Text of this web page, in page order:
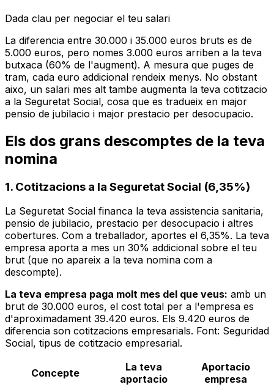
Dada clau per negociar el teu salari
La diferencia entre 30.000 i 35.000 euros bruts es de
5.000 euros, pero nomes 3.000 euros arriben a la teva
butxaca (60% de l'augment). A mesura que puges de
tram, cada euro addicional rendeix menys. No obstant
aixo, un salari mes alt tambe augmenta la teva cotitzacio
a la Seguretat Social, cosa que es tradueix en major
pensio de jubilacio i major prestacio per desocupacio.
Els dos grans descomptes de la teva
nomina
1. Cotitzacions a la Seguretat Social (6,35%)
La Seguretat Social financa la teva assistencia sanitaria,
pensio de jubilacio, prestacio per desocupacio i altres
cobertures. Com a treballador, aportes el 6,35%. La teva
empresa aporta a mes un 30% addicional sobre el teu
brut (que no apareix a la teva nomina com a
descompte).
La teva empresa paga molt mes del que veus: amb un
brut de 30.000 euros, el cost total per a l'empresa es
d'aproximadament 39.420 euros. Els 9.420 euros de
diferencia son cotitzacions empresarials. Font: Seguridad
Social, tipus de cotitzacio empresarial.
Concepte
La teva
aportacio
Aportacio
empresa